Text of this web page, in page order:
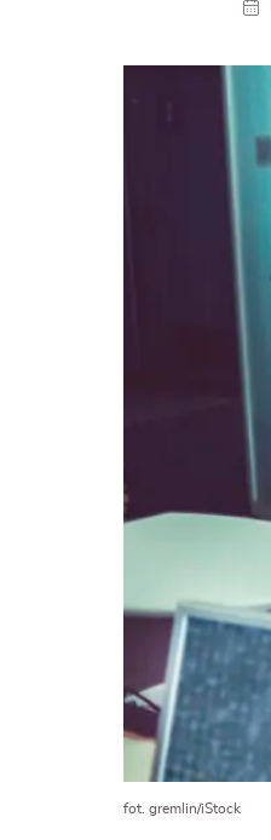
fot. gremlin/iStock